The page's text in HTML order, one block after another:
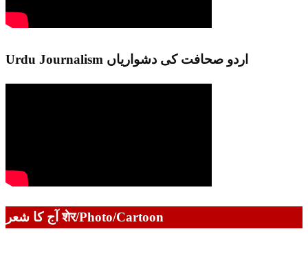
Urdu Journalism اردو صحافت کی دشواریاں
آج کا شعر शेर/Photo/Cartoon